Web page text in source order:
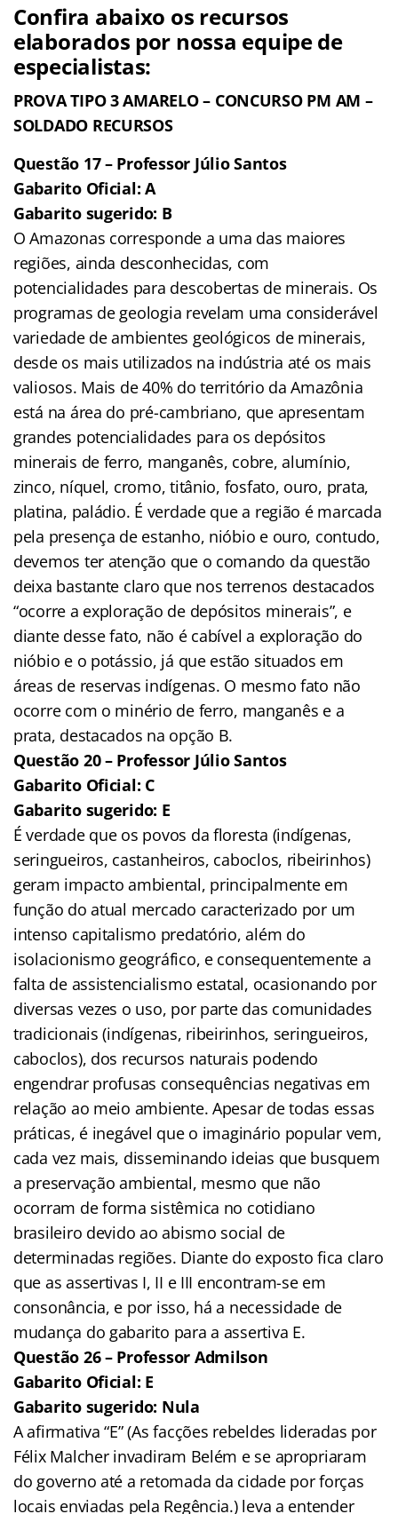
Confira abaixo os recursos
elaborados por nossa equipe de
especialistas:
PROVA TIPO 3 AMARELO – CONCURSO PM AM –
SOLDADO RECURSOS
Questão 17 – Professor Júlio Santos
Gabarito Oficial: A
Gabarito sugerido: B
O Amazonas corresponde a uma das maiores
regiões, ainda desconhecidas, com
potencialidades para descobertas de minerais. Os
programas de geologia revelam uma considerável
variedade de ambientes geológicos de minerais,
desde os mais utilizados na indústria até os mais
valiosos. Mais de 40% do território da Amazônia
está na área do pré-cambriano, que apresentam
grandes potencialidades para os depósitos
minerais de ferro, manganês, cobre, alumínio,
zinco, níquel, cromo, titânio, fosfato, ouro, prata,
platina, paládio. É verdade que a região é marcada
pela presença de estanho, nióbio e ouro, contudo,
devemos ter atenção que o comando da questão
deixa bastante claro que nos terrenos destacados
“ocorre a exploração de depósitos minerais”, e
diante desse fato, não é cabível a exploração do
nióbio e o potássio, já que estão situados em
áreas de reservas indígenas. O mesmo fato não
ocorre com o minério de ferro, manganês e a
prata, destacados na opção B.
Questão 20 – Professor Júlio Santos
Gabarito Oficial: C
Gabarito sugerido: E
É verdade que os povos da floresta (indígenas,
seringueiros, castanheiros, caboclos, ribeirinhos)
geram impacto ambiental, principalmente em
função do atual mercado caracterizado por um
intenso capitalismo predatório, além do
isolacionismo geográfico, e consequentemente a
falta de assistencialismo estatal, ocasionando por
diversas vezes o uso, por parte das comunidades
tradicionais (indígenas, ribeirinhos, seringueiros,
caboclos), dos recursos naturais podendo
engendrar profusas consequências negativas em
relação ao meio ambiente. Apesar de todas essas
práticas, é inegável que o imaginário popular vem,
cada vez mais, disseminando ideias que busquem
a preservação ambiental, mesmo que não
ocorram de forma sistêmica no cotidiano
brasileiro devido ao abismo social de
determinadas regiões. Diante do exposto fica claro
que as assertivas I, II e III encontram-se em
consonância, e por isso, há a necessidade de
mudança do gabarito para a assertiva E.
Questão 26 – Professor Admilson
Gabarito Oficial: E
Gabarito sugerido: Nula
A afirmativa “E” (As facções rebeldes lideradas por
Félix Malcher invadiram Belém e se apropriaram
do governo até a retomada da cidade por forças
locais enviadas pela Regência.) leva a entender